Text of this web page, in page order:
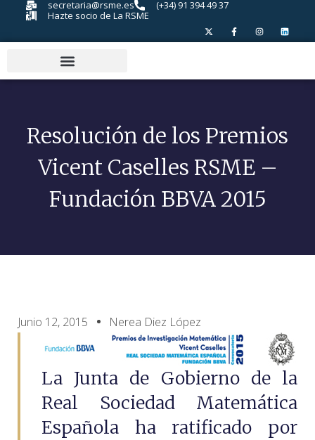
secretaria@rsme.es
(+34) 91 394 49 37
Hazte socio de La RSME
Resolución de los Premios
Vicent Caselles RSME –
Fundación BBVA 2015
Junio 12, 2015 Nerea Diez López
La Junta de Gobierno de la
Real Sociedad Matemática
Española ha ratificado por